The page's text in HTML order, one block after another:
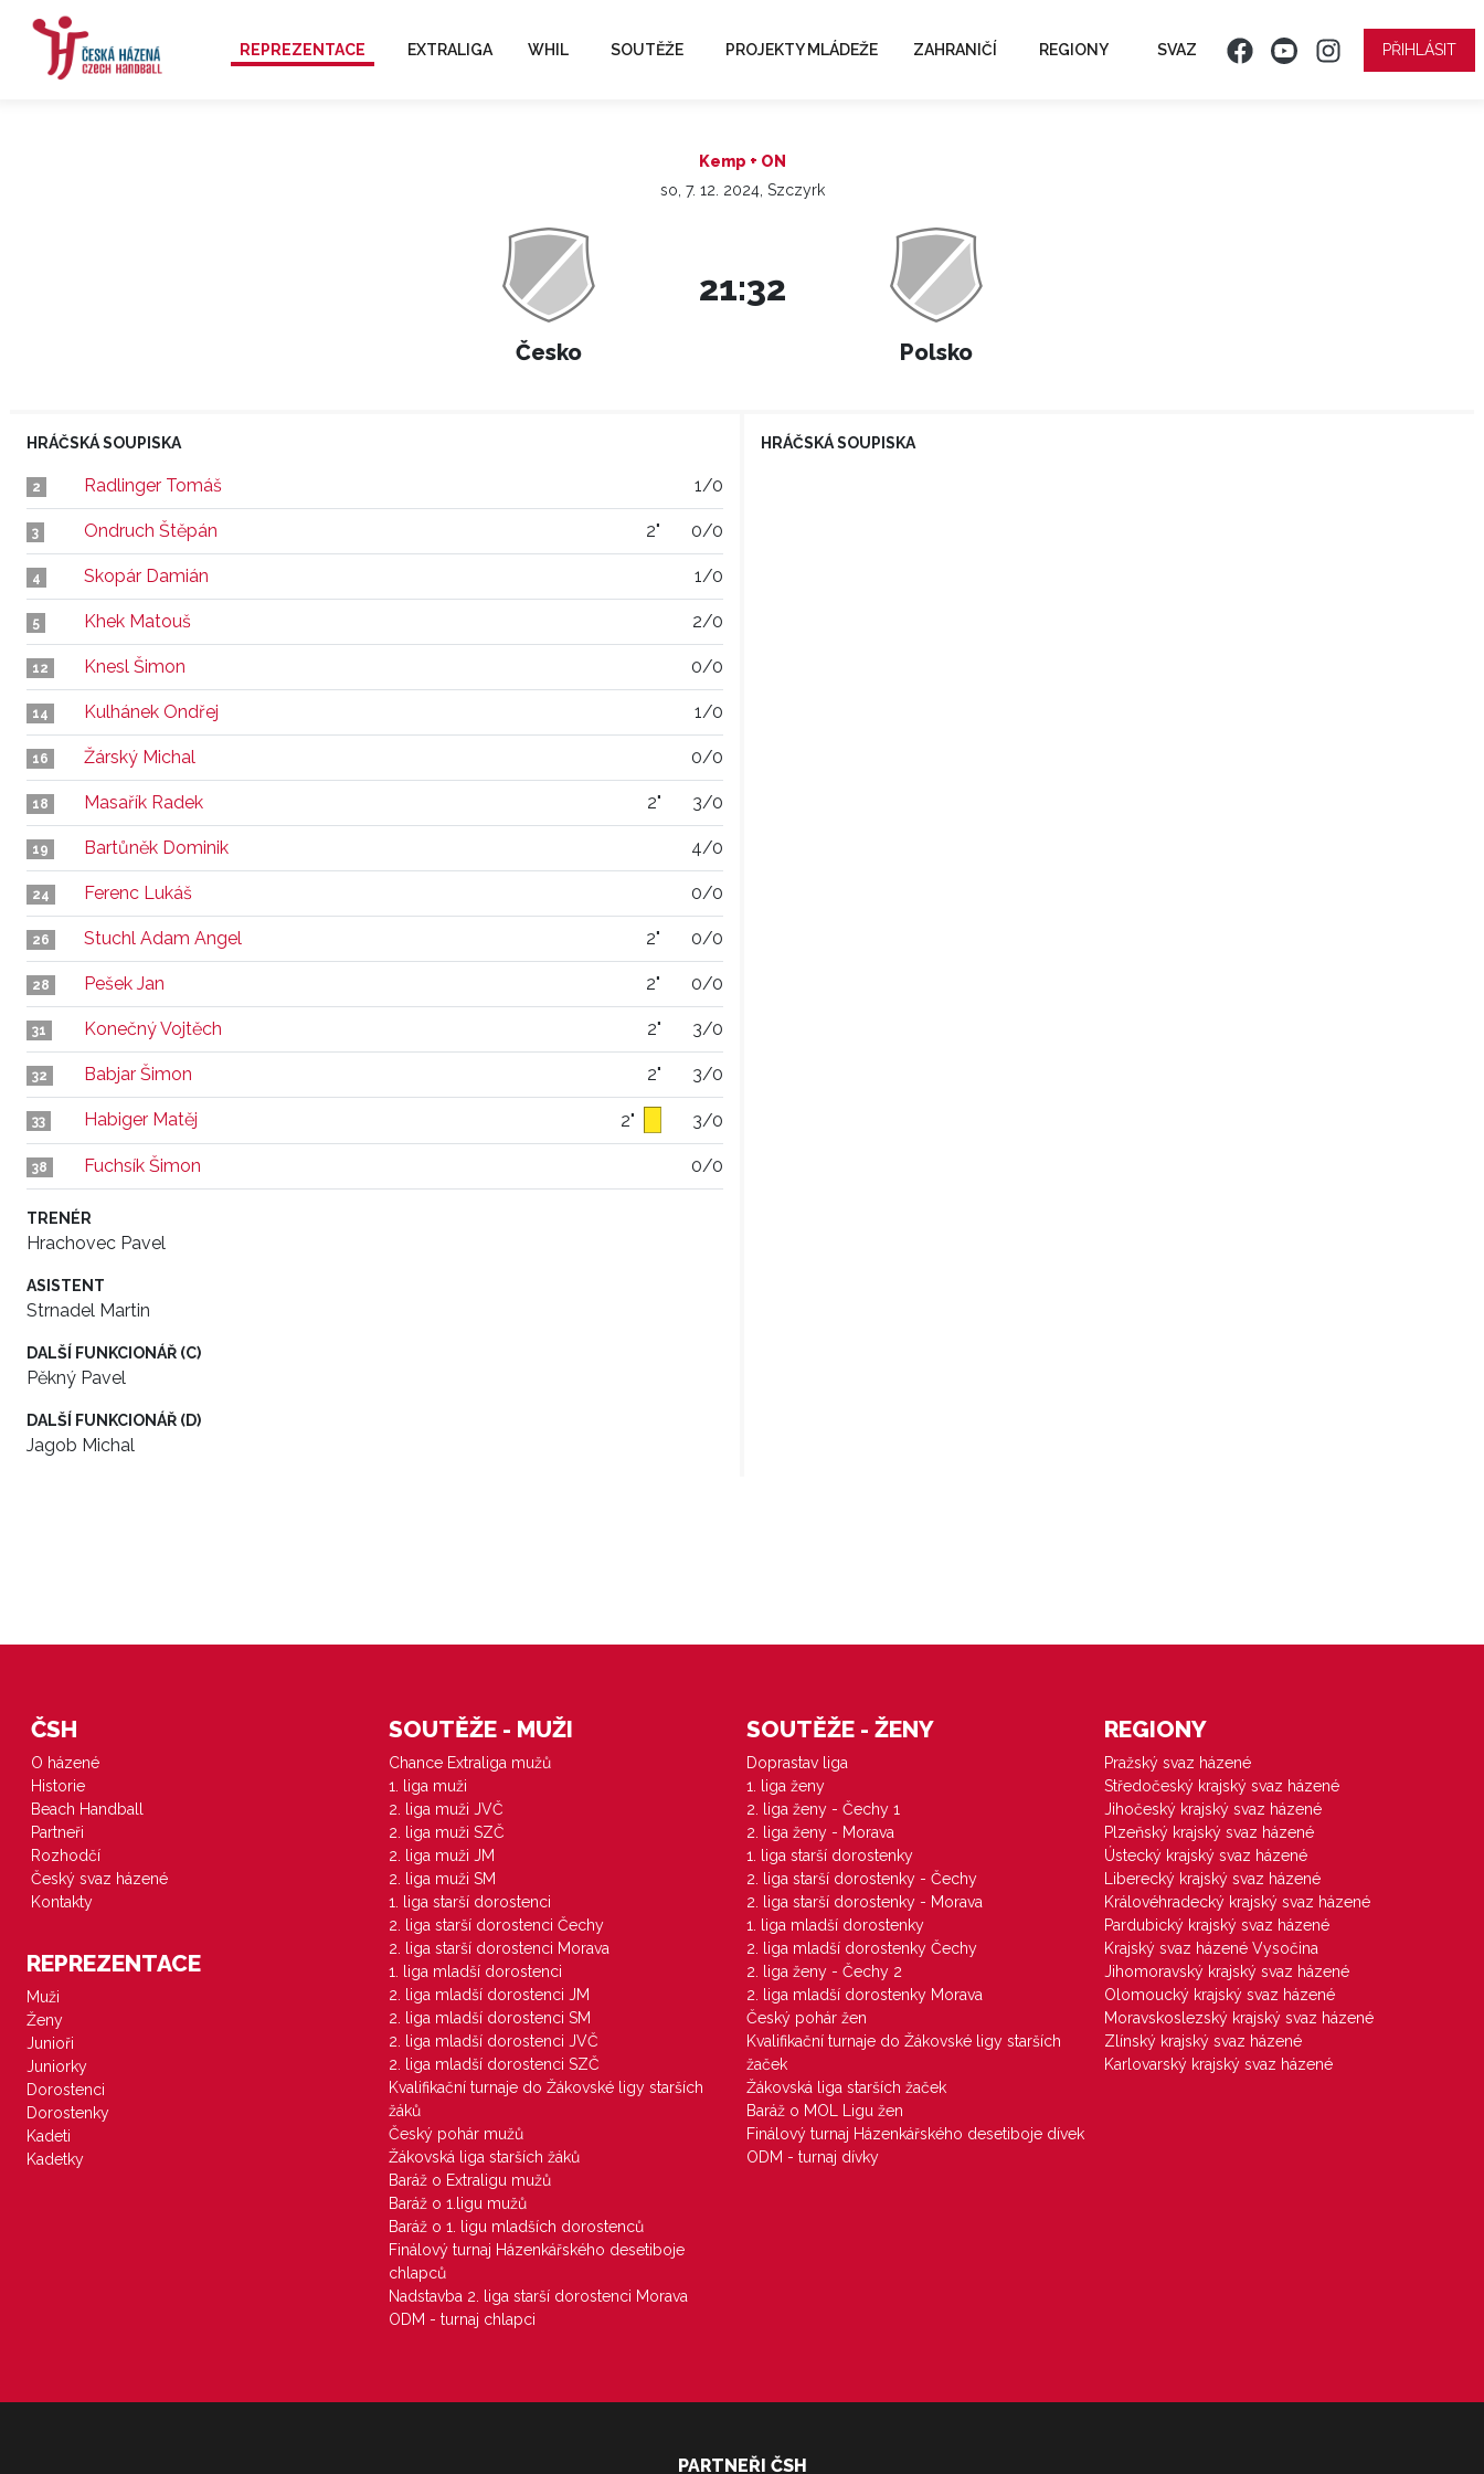
REPREZENTACE EXTRALIGA WHIL SOUTĚŽE PROJEKTY MLÁDEŽE ZAHRANIČÍ REGIONY SVAZ PŘIHLÁSIT
Kemp + ON
so, 7. 12. 2024, Szczyrk
Česko
21:32
Polsko
HRÁČSKÁ SOUPISKA
2 Radlinger Tomáš 1/0
3 Ondruch Štěpán 2" 0/0
4 Skopár Damián 1/0
5 Khek Matouš 2/0
12 Knesl Šimon 0/0
14 Kulhánek Ondřej 1/0
16 Žárský Michal 0/0
18 Masařík Radek 2" 3/0
19 Bartůněk Dominik 4/0
24 Ferenc Lukáš 0/0
26 Stuchl Adam Angel 2" 0/0
28 Pešek Jan 2" 0/0
31 Konečný Vojtěch 2" 3/0
32 Babjar Šimon 2" 3/0
33 Habiger Matěj 2" 3/0
38 Fuchsík Šimon 0/0
TRENÉR
Hrachovec Pavel
ASISTENT
Strnadel Martin
DALŠÍ FUNKCIONÁŘ (C)
Pěkný Pavel
DALŠÍ FUNKCIONÁŘ (D)
Jagob Michal
HRÁČSKÁ SOUPISKA
ČSH
O házené
Historie
Beach Handball
Partneři
Rozhodčí
Český svaz házené
Kontakty
REPREZENTACE
Muži
Ženy
Junioři
Juniorky
Dorostenci
Dorostenky
Kadeti
Kadetky
SOUTĚŽE - MUŽI
Chance Extraliga mužů
1. liga muži
2. liga muži JVČ
2. liga muži SZČ
2. liga muži JM
2. liga muži SM
1. liga starší dorostenci
2. liga starší dorostenci Čechy
2. liga starší dorostenci Morava
1. liga mladší dorostenci
2. liga mladší dorostenci JM
2. liga mladší dorostenci SM
2. liga mladší dorostenci JVČ
2. liga mladší dorostenci SZČ
Kvalifikační turnaje do Žákovské ligy starších
žáků
Český pohár mužů
Žákovská liga starších žáků
Baráž o Extraligu mužů
Baráž o 1.ligu mužů
Baráž o 1. ligu mladších dorostenců
Finálový turnaj Házenkářského desetiboje
chlapců
Nadstavba 2. liga starší dorostenci Morava
ODM - turnaj chlapci
SOUTĚŽE - ŽENY
Doprastav liga
1. liga ženy
2. liga ženy - Čechy 1
2. liga ženy - Morava
1. liga starší dorostenky
2. liga starší dorostenky - Čechy
2. liga starší dorostenky - Morava
1. liga mladší dorostenky
2. liga mladší dorostenky Čechy
2. liga ženy - Čechy 2
2. liga mladší dorostenky Morava
Český pohár žen
Kvalifikační turnaje do Žákovské ligy starších
žaček
Žákovská liga starších žaček
Baráž o MOL Ligu žen
Finálový turnaj Házenkářského desetiboje dívek
ODM - turnaj dívky
REGIONY
Pražský svaz házené
Středočeský krajský svaz házené
Jihočeský krajský svaz házené
Plzeňský krajský svaz házené
Ústecký krajský svaz házené
Liberecký krajský svaz házené
Královéhradecký krajský svaz házené
Pardubický krajský svaz házené
Krajský svaz házené Vysočina
Jihomoravský krajský svaz házené
Olomoucký krajský svaz házené
Moravskoslezský krajský svaz házené
Zlínský krajský svaz házené
Karlovarský krajský svaz házené
PARTNEŘI ČSH